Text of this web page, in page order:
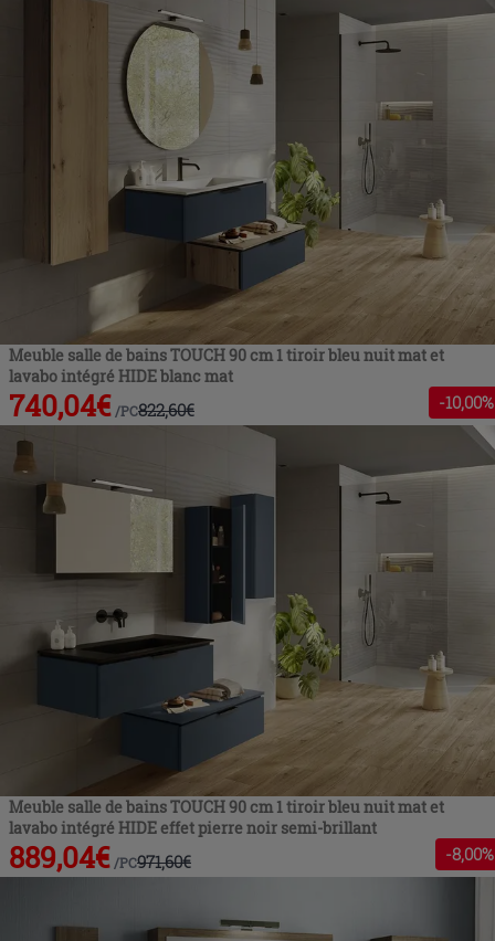
Meuble salle de bains TOUCH 90 cm 1 tiroir bleu nuit mat et
lavabo intégré HIDE blanc mat
740,04€ /PC822,60€ -10,00%
Meuble salle de bains TOUCH 90 cm 1 tiroir bleu nuit mat et
lavabo intégré HIDE effet pierre noir semi-brillant
889,04€ /PC971,60€ -8,00%